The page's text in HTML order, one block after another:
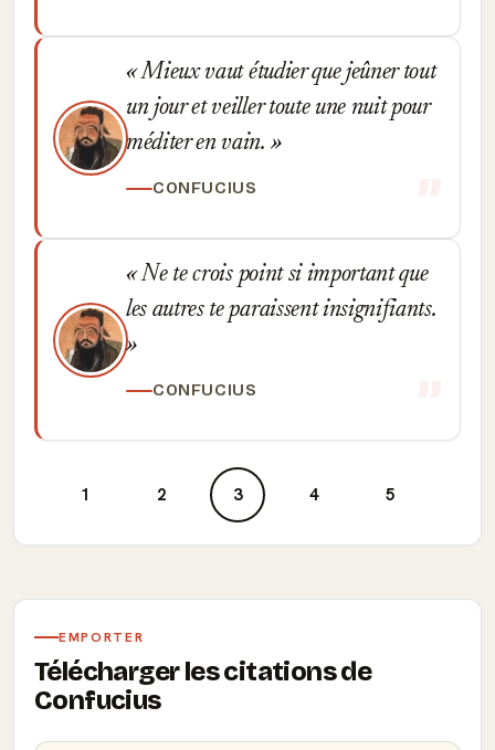
Mieux vaut étudier que jeûner tout
un jour et veiller toute une nuit pour
méditer en vain.
CONFUCIUS
Ne te crois point si important que
les autres te paraissent insignifiants.
CONFUCIUS
1 2 3 4 5
EMPORTER
Télécharger les citations de
Confucius